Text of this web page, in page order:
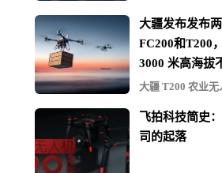
大疆发布发布
FC200和T200
3000 米高海拔
最多600KG
大疆 T200 农业无
飞拍科技简史
司的起落